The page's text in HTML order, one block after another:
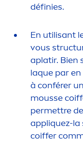
définies.
En utilisant
vous
aplatir. Bien
laque par
à conférer
mousse
permettre
appliquez-la
coiffer